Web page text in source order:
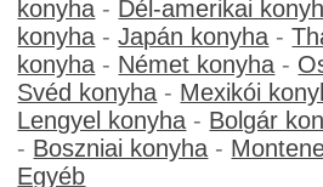
konyha - Dél-amerikai
konyha -Japán konyha -
konyha - Német konyha -
Svéd konyha - Mexikói
Lengyel konyha - Bolgár
- Boszniai konyha -
Egyéb